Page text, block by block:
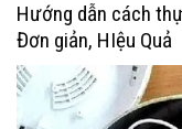
Hướng dẫn cách
Đơn giản, HIệu Quả